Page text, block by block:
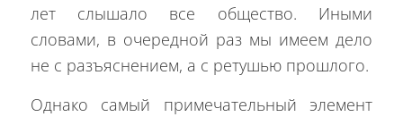
лет слышало все общество. Иными
словами, в очередной раз мы имеем дело
не с разъяснением, а с ретушью прошлого.
Однако самый примечательный элемент